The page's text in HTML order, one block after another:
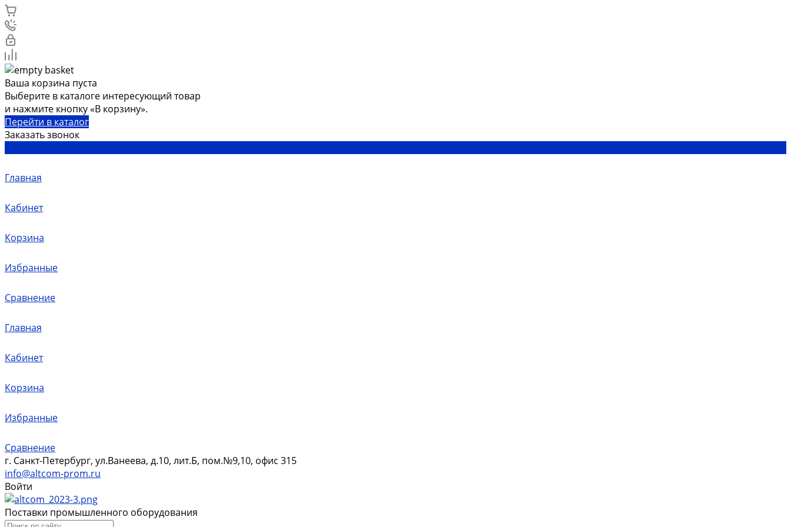
Ваша корзина пуста
Выберите в каталоге интересующий товар
и нажмите кнопку «В корзину».
Перейти в каталог
Заказать звонок
Главная
Кабинет
Корзина
Избранные
Сравнение
Главная
Кабинет
Корзина
Избранные
Сравнение
г. Санкт-Петербург, ул.Ванеева, д.10, лит.Б, пом.№9,10, офис 315
info@altcom-prom.ru
Войти
Поставки промышленного оборудования